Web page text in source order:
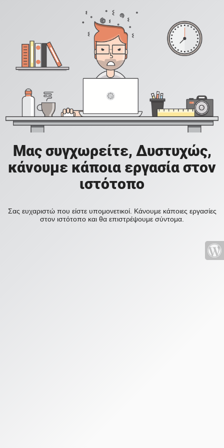
Μας συγχωρείτε, Δυστυχώς,
κάνουμε κάποια εργασία στον
ιστότοπο
Σας ευχαριστώ που είστε υπομονετικοί. Κάνουμε κάποιες εργασίες
στον ιστότοπο και θα επιστρέψουμε σύντομα.